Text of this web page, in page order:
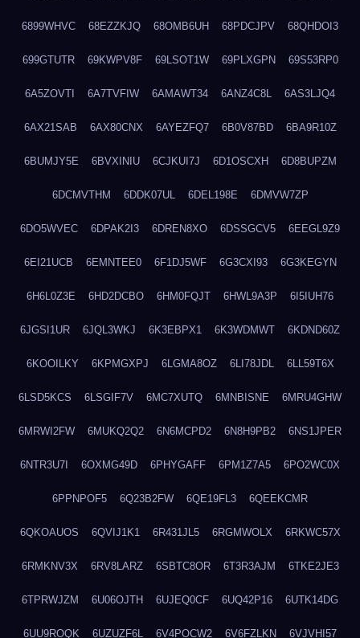
6899WHVC 68EZZKJQ 68OMB6UH 68PDCJPV 68QHDOI3
699GTUTR 69KWPV8F 69LSOT1W 69PLXGPN 69S53RP0
6A5ZOVTI 6A7TVFIW 6AMAWT34 6ANZ4C8L 6AS3LJQ4
6AX21SAB 6AX80CNX 6AYEZFQ7 6B0V87BD 6BA9R10Z
6BUMJY5E 6BVXINIU 6CJKUI7J 6D1OSCXH 6D8BUPZM
6DCMVTHM 6DDK07UL 6DEL198E 6DMVW7ZP
6DO5WVEC 6DPAK2I3 6DREN8XO 6DSSGCV5 6EEGL9Z9
6EI21UCB 6EMNTEE0 6F1DJ5WF 6G3CXI93 6G3KEGYN
6H6L0Z3E 6HD2DCBO 6HM0FQJT 6HWL9A3P 6I5IUH76
6JGSI1UR 6JQL3WKJ 6K3EBPX1 6K3WDMWT 6KDND60Z
6KOOILKY 6KPMGXPJ 6LGMA8OZ 6LI78JDL 6LL59T6X
6LSD5KCS 6LSGIF7V 6MC7XUTQ 6MNBISNE 6MRU4GHW
6MRWI2FW 6MUKQ2Q2 6N6MCPD2 6N8H9PB2 6NS1JPER
6NTR3U7I 6OXMG49D 6PHYGAFF 6PM1Z7A5 6PO2WC0X
6PPNPOF5 6Q23B2FW 6QE19FL3 6QEEKCMR
6QKOAUOS 6QVIJ1K1 6R431JL5 6RGMWOLX 6RKWC57X
6RMKNV3X 6RV8LARZ 6SBTC8OR 6T3R3AJM 6TKE2JE3
6TPRWJZM 6U06OJTH 6UJEQ0CF 6UQ42P16 6UTK14DG
6UU9ROQK 6UZUZF6L 6V4POCW2 6V6FZLKN 6VJVHI57